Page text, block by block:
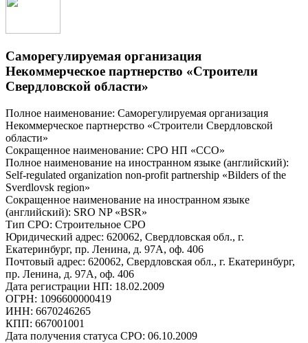
Саморегулируемая организация
Некоммерческое партнерство «Строители
Свердловской области»
Полное наименование: Саморегулируемая организация
Некоммерческое партнерство «Строители Свердловской
области»
Сокращенное наименование: СРО НП «ССО»
Полное наименование на иностранном языке (английский):
Self-regulated organization non-profit partnership «Bilders of the
Sverdlovsk region»
Сокращенное наименование на иностранном языке
(английский): SRO NP «BSR»
Тип СРО: Строительное СРО
Юридический адрес: 620062, Свердловская обл., г.
Екатеринбург, пр. Ленина, д. 97А, оф. 406
Почтовый адрес: 620062, Свердловская обл., г. Екатеринбург,
пр. Ленина, д. 97А, оф. 406
Дата регистрации НП: 18.02.2009
ОГРН: 1096600000419
ИНН: 6670246265
КПП: 667001001
Дата получения статуса СРО: 06.10.2009